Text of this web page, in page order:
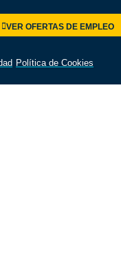
VER OFERTAS DE EMPLEO
Política de Cookies